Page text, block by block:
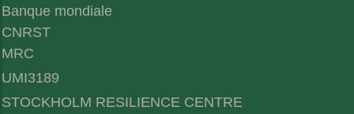
Banque mondiale
CNRST
MRC
UMI3189
STOCKHOLM RESILIENCE CENTRE